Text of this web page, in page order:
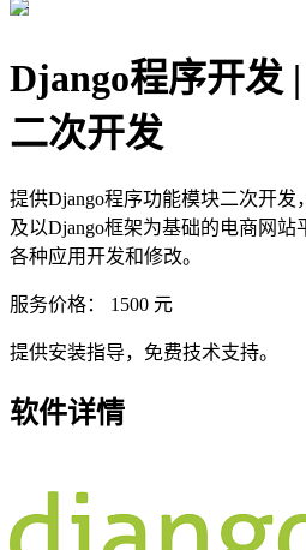
Django程序开发
二次开发
提供Django程序功能模块二次开
及以Django框架为基础的电商网
各种应用开发和修改。
服务价格： 1500 元
提供安装指导，免费技术支持。
软件详情